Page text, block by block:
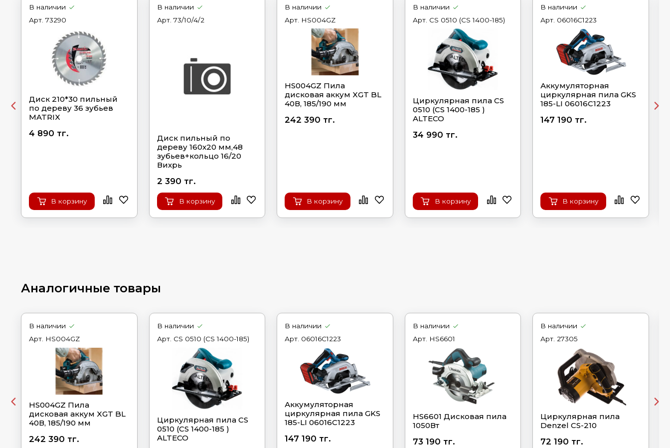
В наличии
Арт. 73290
Диск 210*30 пильный
по дереву 36 зубьев
MATRIX
4 890 тг.
В корзину
В наличии
Арт. 73/10/4/2
Диск пильный по
дереву 160х20 мм,48
зубьев+кольцо 16/20
Вихрь
2 390 тг.
В корзину
В наличии
Арт. HS004GZ
HS004GZ Пила
дисковая аккум XGT BL
40В, 185/190 мм
242 390 тг.
В корзину
В наличии
Арт. CS 0510 (CS 1400-185)
Циркулярная пила CS
0510 (CS 1400-185 )
ALTECO
34 990 тг.
В корзину
В наличии
Арт. 06016C1223
Аккумуляторная
циркулярная пила GKS
185-LI 06016C1223
147 190 тг.
В корзину
Аналогичные товары
В наличии
Арт. HS004GZ
HS004GZ Пила
дисковая аккум XGT BL
40В, 185/190 мм
242 390 тг.
В наличии
Арт. CS 0510 (CS 1400-185)
Циркулярная пила CS
0510 (CS 1400-185 )
ALTECO
В наличии
Арт. 06016C1223
Аккумуляторная
циркулярная пила GKS
185-LI 06016C1223
147 190 тг.
В наличии
Арт. HS6601
HS6601 Дисковая пила
1050Вт
73 190 тг.
В наличии
Арт. 27305
Циркулярная пила
Denzel CS-210
72 190 тг.